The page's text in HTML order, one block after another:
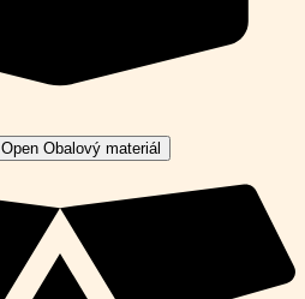
Open Obalový materiál